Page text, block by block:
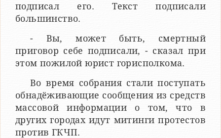
подписал его. Текст подписали
большинство.
- Вы, может быть, смертный
приговор себе подписали, - сказал при
этом пожилой юрист горисполкома.
Во время собрания стали поступать
обнадёживающие сообщения из средств
массовой информации о том, что в
других городах идут митинги протестов
против ГКЧП.